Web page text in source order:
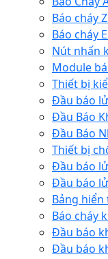
Báo cháy
Báo cháy
Nút nhấn
Module
Thiết bị
Đầu báo
Đầu Báo
Đầu Báo
Thiết bị
Đầu báo
Đầu báo
Bảng hiển
Báo cháy
Đầu báo
Đầu báo